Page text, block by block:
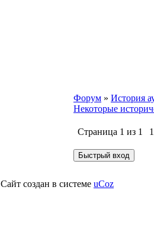
Форум » История
Некоторые
Страница 1 из 1 1
Сайт создан в системе uCoz